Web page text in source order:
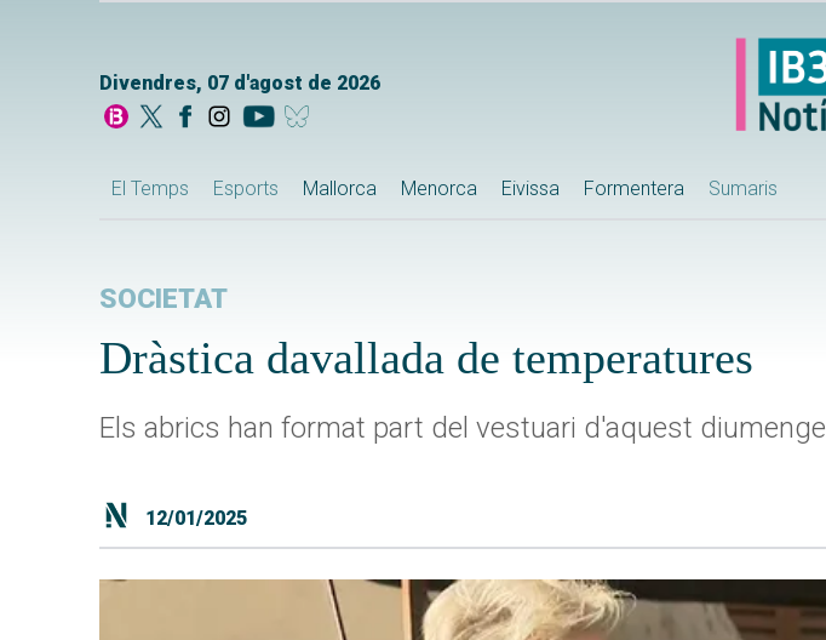
Divendres, 07 d'agost de 2026
El Temps Esports Mallorca Menorca Eivissa Formentera Sumaris
SOCIETAT
Dràstica davallada de temperatures
Els abrics han format part del vestuari d'aquest diumenge
12/01/2025